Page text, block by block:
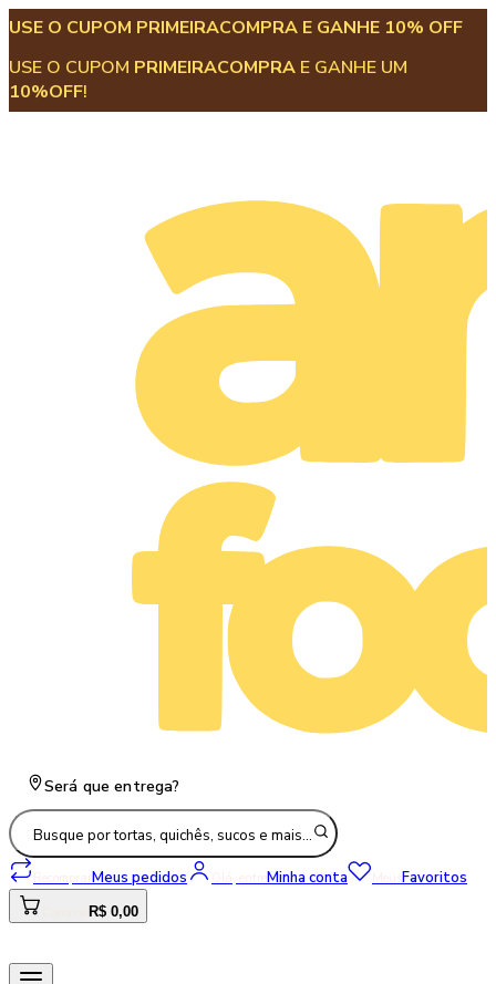
USE O CUPOM PRIMEIRACOMPRA E GANHE 10% OFF
USE O CUPOM PRIMEIRACOMPRA E GANHE UM
10%OFF!
Será que entrega?
Busque por tortas, quichês, sucos e mais…
Recomprar Meus pedidos Olá, entre Minha conta Meus Favoritos
R$ 0,00